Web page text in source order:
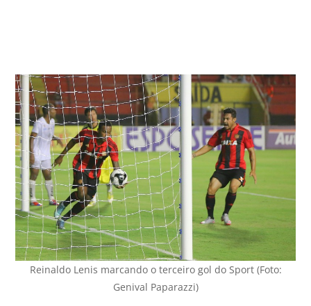
Reinaldo Lenis marcando o terceiro gol do Sport (Foto:
Genival Paparazzi)